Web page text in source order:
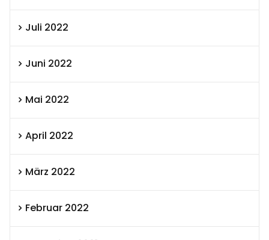
Juli 2022
Juni 2022
Mai 2022
April 2022
März 2022
Februar 2022